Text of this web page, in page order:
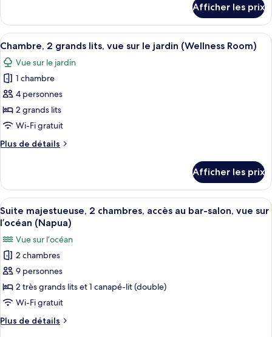
très
grand
lit
et
canapé-
lit,
vue
sur
le
Room)
Chambre,
très
lit
et
canapé-
lit,
vue
sur
le
Afficher les prix
Afficher
toutes
les
photos
pour
ce
type
chambre :
grands
lits,
vue
sur
le
jardin
(Wellness
Room)
Un salon moderne avec un canapé,
3
Chambre, 2 grands lits, vue sur le jardin (Wellness Room)
Vue sur le jardin
1 chambre
4 personnes
2 grands lits
Wi-Fi gratuit
Plus de détails
Plus
Chambre,
grands
lits,
sur
le
jardin
(Wellness
Room)
Afficher les prix
Afficher
toutes
photos
pour
ce
type
de
chambre :
Suite
Un vaste espace de vie comprenant
7
Suite majestueuse, 2 chambres, accès au bar-salon, vue sur
l’océan (Napua)
Vue sur l’océan
2 chambres
9 personnes
2 très grands lits et 1 canapé-lit (double)
Wi-Fi gratuit
Plus de détails
Plus